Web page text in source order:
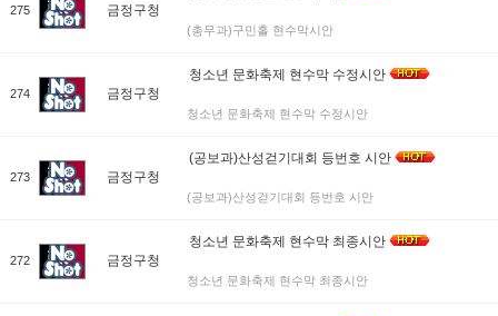
275 금정구청
(총무과)구민홀 현수막시안
274 금정구청
청소년 문화축제 현수막 수정시안
청소년 문화축제 현수막 수정시안
273 금정구청
(공보과)산성걷기대회 등번호 시안
(공보과)산성걷기대회 등번호 시안
272 금정구청
청소년 문화축제 현수막 최종시안
청소년 문화축제 현수막 최종시안